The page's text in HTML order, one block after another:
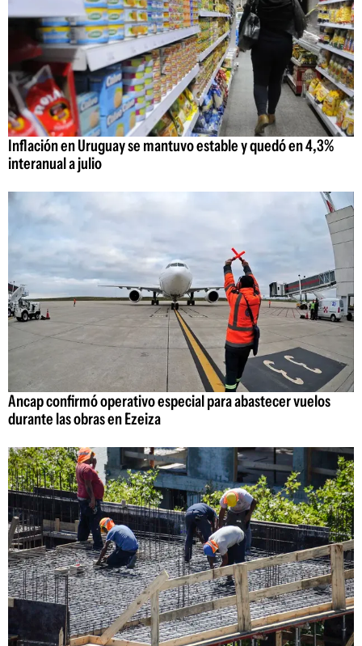
Inflación en Uruguay se mantuvo estable y quedó en 4,3%
interanual a julio
Ancap confirmó operativo especial para abastecer vuelos
durante las obras en Ezeiza